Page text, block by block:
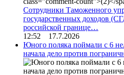
Сотрудники Таможенного
государственных доходов
российской границе…
12:52 17.7.2026
Юного поляка поймали с 6
начала дело против